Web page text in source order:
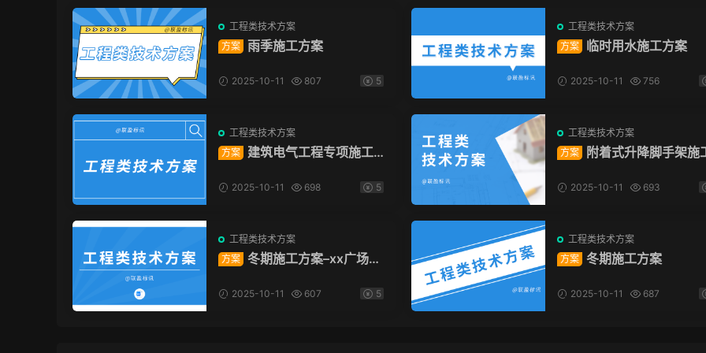
工程类技术方案
方案 雨季施工方案
2025-10-11 807 5
工程类技术方案
方案
临时用水施工方案
2025-10-11 756
工程类技术方案
方案
建筑电气工程专项施工
2025-10-11 698 5
工程类技术方案
方案
附着式升降脚手架施
2025-10-11 693
工程类技术方案
方案 冬期施工方案–xx广场项
2025-10-11 607 5
工程类技术方案
方案 冬期施工方案
2025-10-11 687